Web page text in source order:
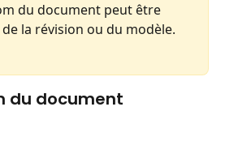
du document peut être
la révision ou du modèle.
du document